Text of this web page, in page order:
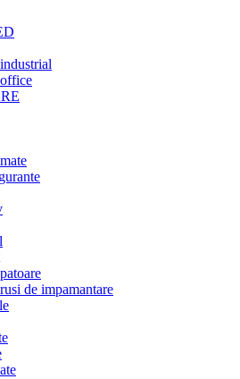
de impamantare